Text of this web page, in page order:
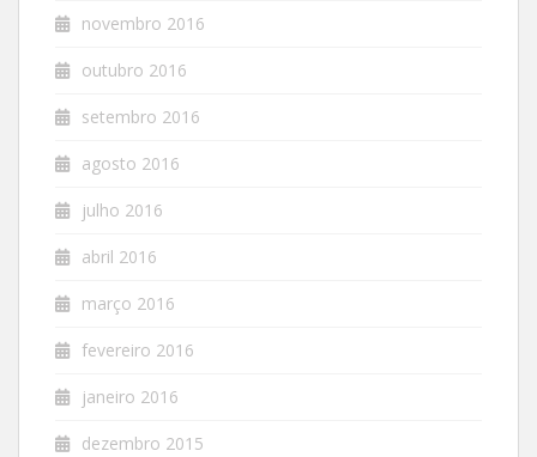
novembro 2016
outubro 2016
setembro 2016
agosto 2016
julho 2016
abril 2016
março 2016
fevereiro 2016
janeiro 2016
dezembro 2015